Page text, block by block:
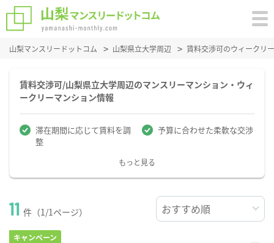
山梨マンスリードットコム 山梨県立大学周辺 賃料交渉可のウィークリ
賃料交渉可/山梨県立大学周辺のマンスリーマンション・ウィ
ークリーマンション情報
滞在期間に応じて賃料を調
整
予算に合わせた柔軟な交渉
もっと見る
11 件（1/1ページ）
キャンペーン